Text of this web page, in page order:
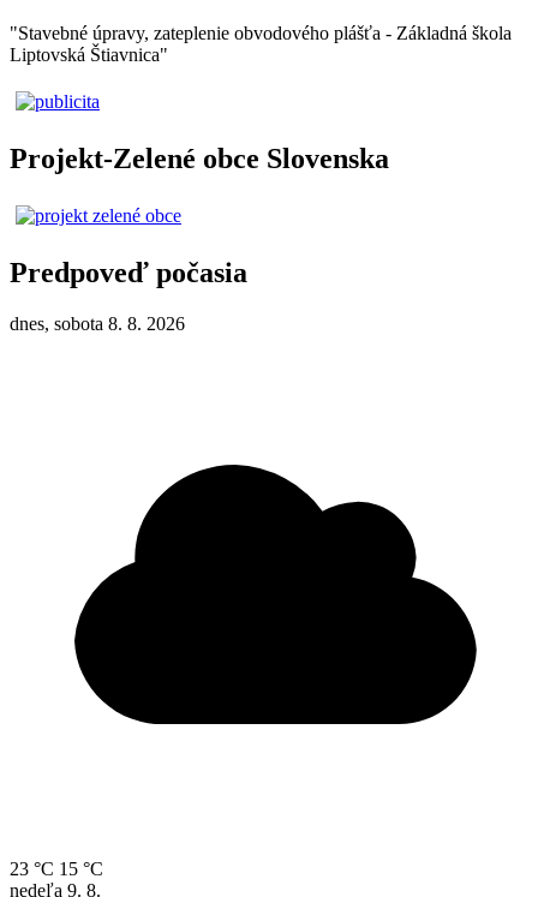
"Stavebné úpravy, zateplenie obvodového plášťa - Základná škola
Liptovská Štiavnica"
Projekt-Zelené obce Slovenska
Predpoveď počasia
dnes, sobota 8. 8. 2026
23 °C 15 °C
nedeľa 9. 8.